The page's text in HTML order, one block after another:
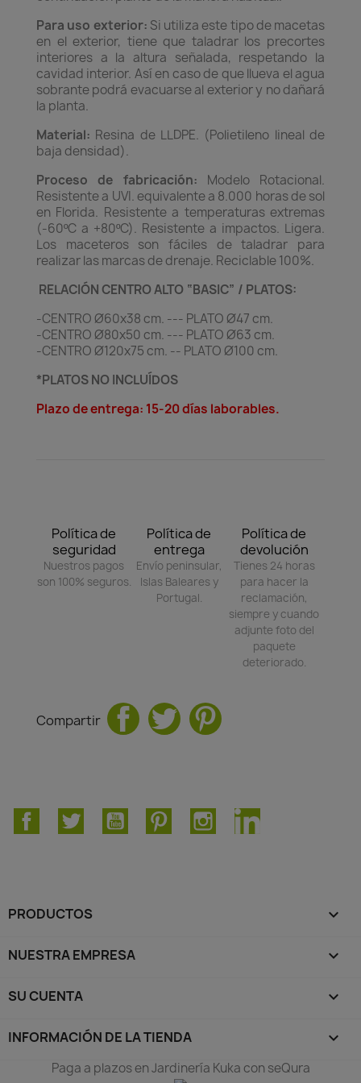
Para uso exterior: Si utiliza este tipo de macetas
en el exterior, tiene que taladrar los precortes
interiores a la altura señalada, respetando la
cavidad interior. Así en caso de que llueva el agua
sobrante podrá evacuarse al exterior y no dañará
la planta.
Material: Resina de LLDPE. (Polietileno lineal de
baja densidad).
Proceso de fabricación: Modelo Rotacional.
Resistente a UVI. equivalente a 8.000 horas de sol
en Florida. Resistente a temperaturas extremas
(-60ºC a +80ºC). Resistente a impactos. Ligera.
Los maceteros son fáciles de taladrar para
realizar las marcas de drenaje. Reciclable 100%.
RELACIÓN CENTRO ALTO “BASIC” / PLATOS:
-CENTRO Ø60x38 cm. --- PLATO Ø47 cm.
-CENTRO Ø80x50 cm. --- PLATO Ø63 cm.
-CENTRO Ø120x75 cm. -- PLATO Ø100 cm.
*PLATOS NO INCLUÍDOS
Plazo de entrega: 15-20 días laborables.
Política de
seguridad
Nuestros pagos
son 100% seguros.
Política de
entrega
Envío peninsular,
Islas Baleares y
Portugal.
Política de
devolución
Tienes 24 horas
para hacer la
reclamación,
siempre y cuando
adjunte foto del
paquete
deteriorado.
Compartir
FacebookTwitter YouTube PinterestInstagramLinkedIn
PRODUCTOS 
NUESTRA EMPRESA 
SU CUENTA 
INFORMACIÓN DE LA TIENDA keyboard_arrow_down
Paga a plazos en Jardinería Kuka con seQura